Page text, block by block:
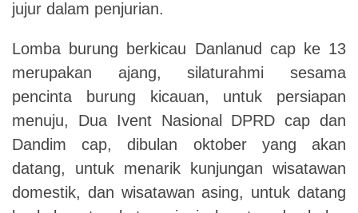
jujur dalam penjurian.
Lomba burung berkicau Danlanud cap ke 13
merupakan ajang, silaturahmi sesama
pencinta burung kicauan, untuk persiapan
menuju, Dua Ivent Nasional DPRD cap dan
Dandim cap, dibulan oktober yang akan
datang, untuk menarik kunjungan wisatawan
domestik, dan wisatawan asing, untuk datang